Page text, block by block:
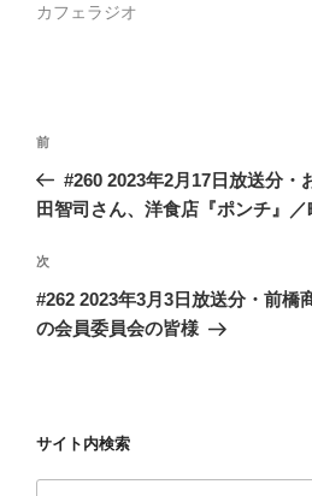
カフェラジオ
投
ナ
ゲ
ー
シ
前
の
投
前
#260 2023年2月17日放送分・
田智司さん、洋食店『ポンチ』
次
の
投
次
#262 2023年3月3日放送分・前橋
の会員委員会の皆様
サイト内検索